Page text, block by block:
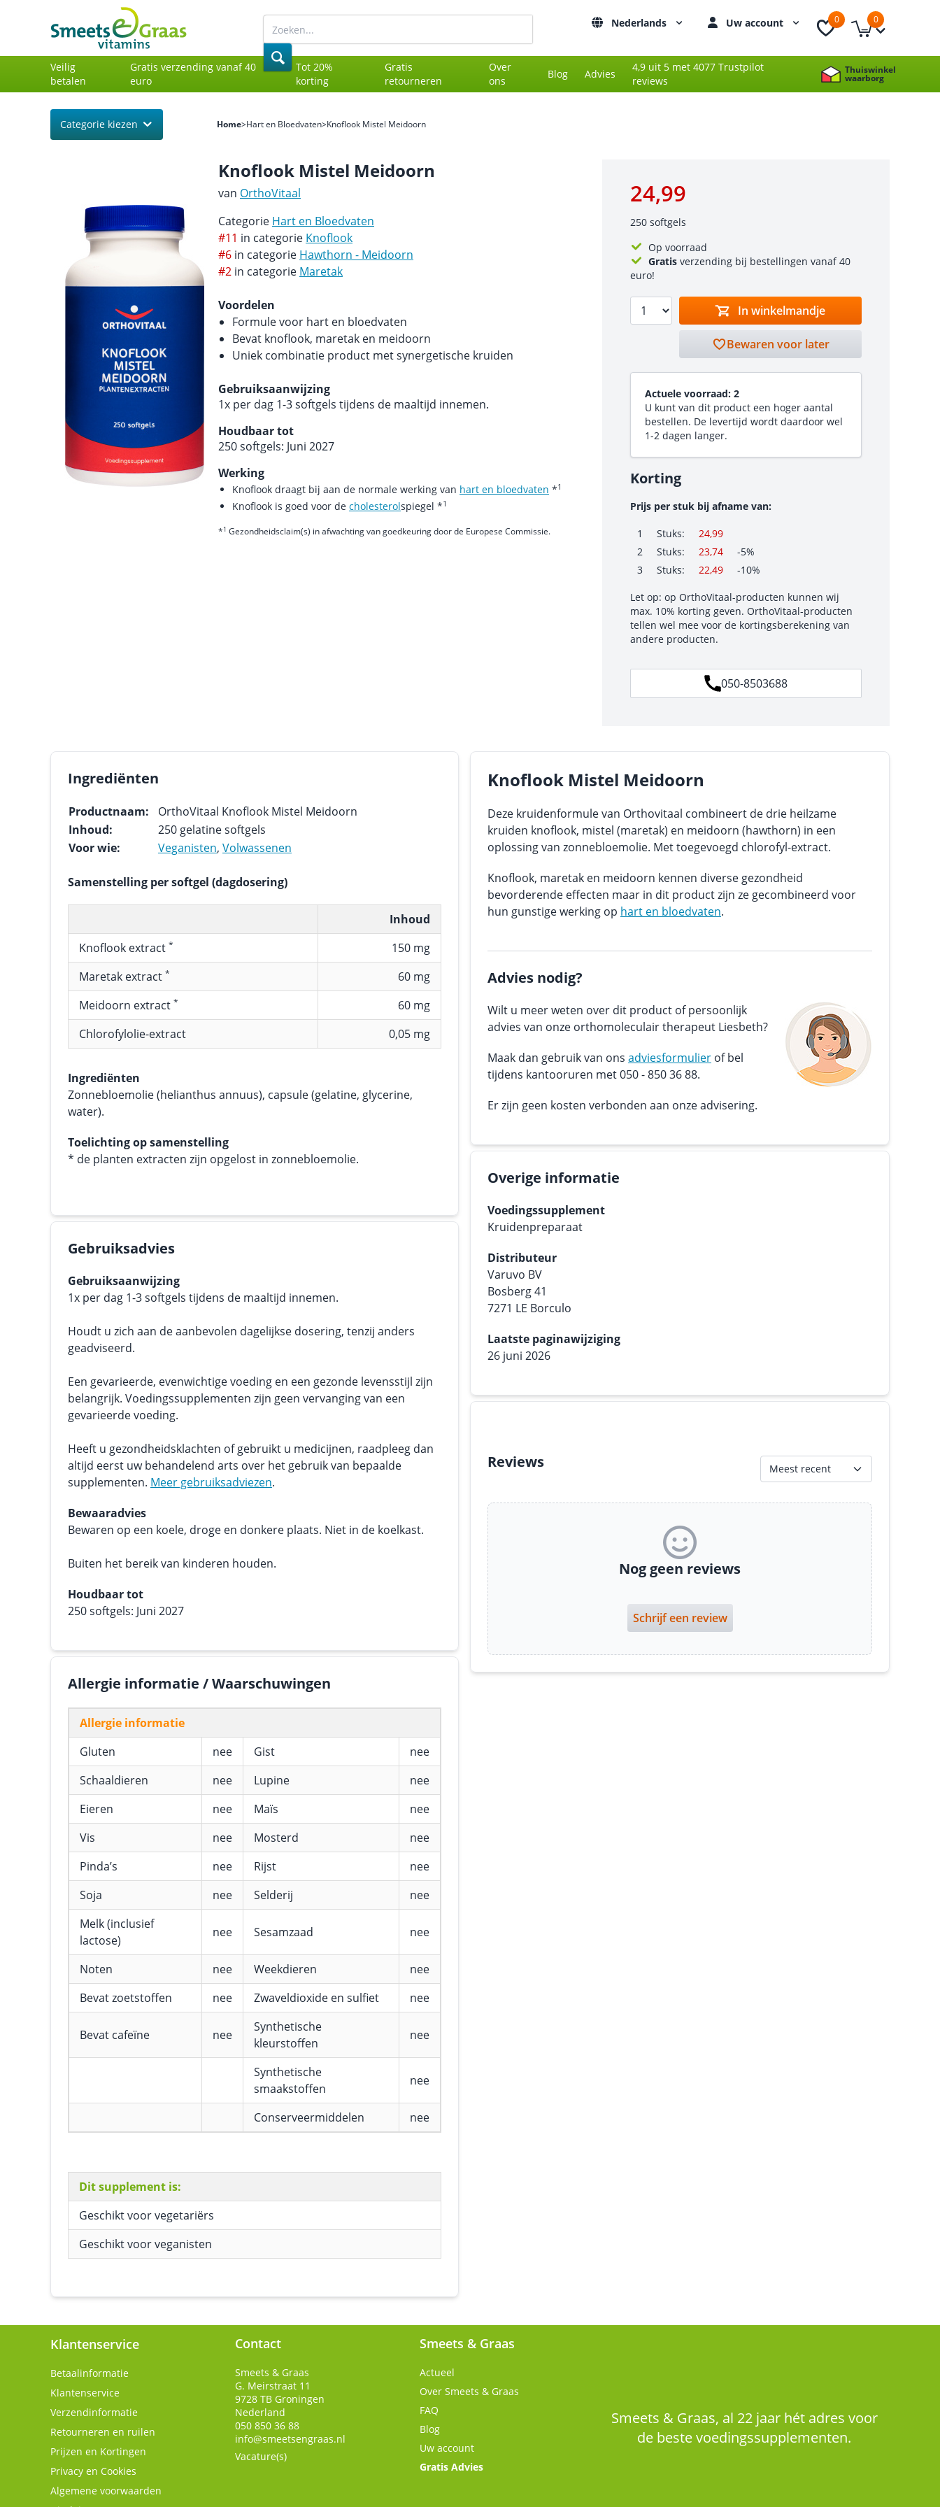
Nederlands Uw account 0 0
Veilig
betalen
Gratis verzending vanaf 40
euro
Tot 20%
korting
Gratis
retourneren
Over
ons
Blog Advies
4,9 uit 5 met 4077 Trustpilot
reviews
Thuiswinkel
waarborg
Categorie kiezen Home>Hart en Bloedvaten>Knoflook Mistel Meidoorn
Knoflook Mistel Meidoorn
van OrthoVitaal
Categorie Hart en Bloedvaten
#11 in categorie Knoflook
#6 in categorie Hawthorn - Meidoorn
#2 in categorie Maretak
Voordelen
Formule voor hart en bloedvaten
Bevat knoflook, maretak en meidoorn
Uniek combinatie product met synergetische kruiden
Gebruiksaanwijzing
1x per dag 1-3 softgels tijdens de maaltijd innemen.
Houdbaar tot
250 softgels: Juni 2027
Werking
Knoflook draagt bij aan de normale werking van hart en bloedvaten *1
Knoflook is goed voor de cholesterolspiegel *1
*1 Gezondheidsclaim(s) in afwachting van goedkeuring door de Europese Commissie.
24,99
250 softgels
Op voorraad
Gratis verzending bij bestellingen vanaf 40
euro!
In winkelmandje
Bewaren voor later
Actuele voorraad: 2
U kunt van dit product een hoger aantal
bestellen. De levertijd wordt daardoor wel
1-2 dagen langer.
Korting
Prijs per stuk bij afname van:
1 Stuks:
24,99
2
Stuks: 23,74
-5%
3
Stuks: 22,49 -10%
Let op: op OrthoVitaal-producten kunnen wij
max. 10% korting geven. OrthoVitaal-producten
tellen wel mee voor de kortingsberekening van
andere producten.
050-8503688
Ingrediënten
Productnaam:
OrthoVitaal Knoflook Mistel Meidoorn
Inhoud:
250 gelatine softgels
Voor wie:
Veganisten, Volwassenen
Samenstelling per softgel (dagdosering)
Inhoud
Knoflook extract *
150 mg
Maretak extract *
60 mg
Meidoorn extract *
60 mg
Chlorofylolie-extract
0,05 mg
Ingrediënten
Zonnebloemolie (helianthus annuus), capsule (gelatine, glycerine,
water).
Toelichting op samenstelling
* de planten extracten zijn opgelost in zonnebloemolie.
Gebruiksadvies
Gebruiksaanwijzing
1x per dag 1-3 softgels tijdens de maaltijd innemen.
Houdt u zich aan de aanbevolen dagelijkse dosering, tenzij anders
geadviseerd.
Een gevarieerde, evenwichtige voeding en een gezonde levensstijl zijn
belangrijk. Voedingssupplementen zijn geen vervanging van een
gevarieerde voeding.
Heeft u gezondheidsklachten of gebruikt u medicijnen, raadpleeg dan
altijd eerst uw behandelend arts over het gebruik van bepaalde
supplementen. Meer gebruiksadviezen.
Bewaaradvies
Bewaren op een koele, droge en donkere plaats. Niet in de koelkast.
Buiten het bereik van kinderen houden.
Houdbaar tot
250 softgels: Juni 2027
Allergie informatie / Waarschuwingen
Allergie informatie
Gluten
nee Gist
nee
Schaaldieren
nee Lupine
nee
Eieren
nee Maïs
nee
Vis
nee Mosterd
nee
Pinda’s
nee Rijst
nee
Soja
nee Selderij
nee
Melk (inclusief
lactose)
nee Sesamzaad nee
Noten nee Weekdieren
nee
Bevat zoetstoffen
nee Zwaveldioxide en sulfiet nee
Bevat cafeïne nee
Synthetische
kleurstoffen
nee
Synthetische
smaakstoffen
nee
Conserveermiddelen nee
Dit supplement is:
Geschikt voor vegetariërs
Geschikt voor veganisten
Knoflook Mistel Meidoorn
Deze kruidenformule van Orthovitaal combineert de drie heilzame
kruiden knoflook, mistel (maretak) en meidoorn (hawthorn) in een
oplossing van zonnebloemolie. Met toegevoegd chlorofyl-extract.
Knoflook, maretak en meidoorn kennen diverse gezondheid
bevorderende effecten maar in dit product zijn ze gecombineerd voor
hun gunstige werking op hart en bloedvaten.
Advies nodig?
Wilt u meer weten over dit product of persoonlijk
advies van onze orthomoleculair therapeut Liesbeth?
Maak dan gebruik van ons adviesformulier of bel
tijdens kantooruren met 050 - 850 36 88.
Er zijn geen kosten verbonden aan onze advisering.
Overige informatie
Voedingssupplement
Kruidenpreparaat
Distributeur
Varuvo BV
Bosberg 41
7271 LE Borculo
Laatste paginawijziging
26 juni 2026
Reviews Meest recent
Nog geen reviews
Schrijf een review
Klantenservice
Betaalinformatie
Klantenservice
Verzendinformatie
Retourneren en ruilen
Prijzen en Kortingen
Privacy en Cookies
Algemene voorwaarden
Contact
Smeets & Graas
G. Meirstraat 11
9728 TB Groningen
Nederland
050 850 36 88
info@smeetsengraas.nl
Vacature(s)
Smeets & Graas
Actueel
Over Smeets & Graas
FAQ
Blog
Uw account
Gratis Advies
Smeets & Graas, al 22 jaar hét adres voor
de beste voedingssupplementen.